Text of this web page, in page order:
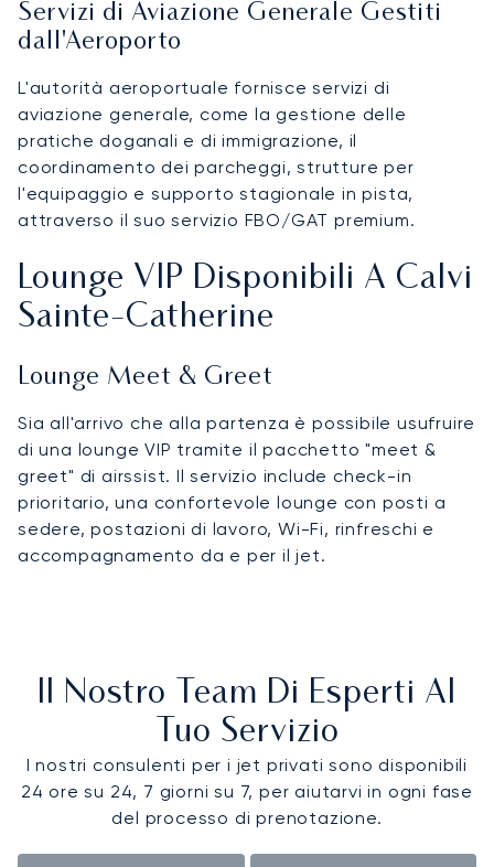
Servizi di Aviazione Generale Gestiti
dall'Aeroporto
L'autorità aeroportuale fornisce servizi di
aviazione generale, come la gestione delle
pratiche doganali e di immigrazione, il
coordinamento dei parcheggi, strutture per
l'equipaggio e supporto stagionale in pista,
attraverso il suo servizio FBO/GAT premium.
Lounge VIP Disponibili A Calvi
Sainte-Catherine
Lounge Meet & Greet
Sia all'arrivo che alla partenza è possibile usufruire
di una lounge VIP tramite il pacchetto "meet &
greet" di airssist. Il servizio include check-in
prioritario, una confortevole lounge con posti a
sedere, postazioni di lavoro, Wi-Fi, rinfreschi e
accompagnamento da e per il jet.
Il Nostro Team Di Esperti Al
Tuo Servizio
I nostri consulenti per i jet privati sono disponibili
24 ore su 24, 7 giorni su 7, per aiutarvi in ogni fase
del processo di prenotazione.